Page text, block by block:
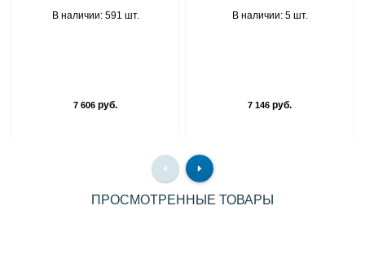
В наличии: 591 шт.
7 606 руб.
В наличии: 5 шт.
7 146 руб.
ПРОСМОТРЕННЫЕ ТОВАРЫ